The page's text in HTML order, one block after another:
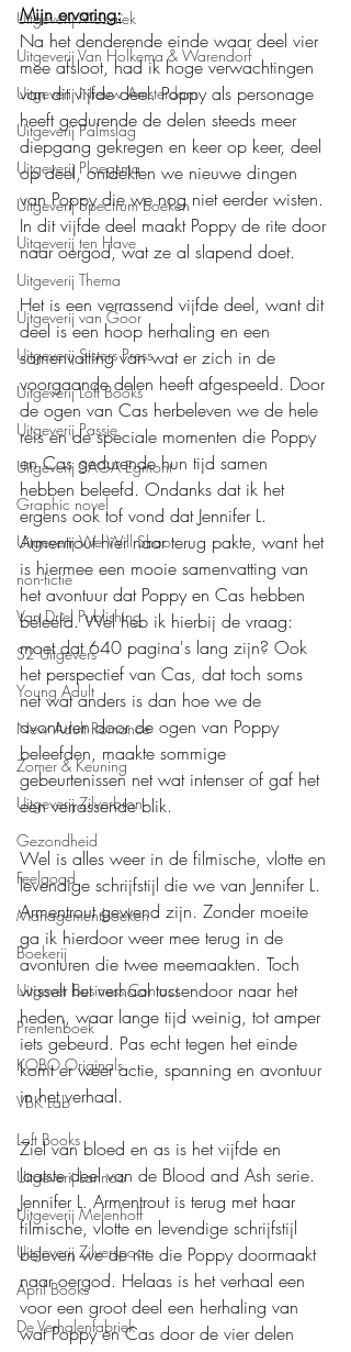
Uitgeverij Mozaïek
Uitgeverij Van Holkema & Warendorf
Uitgeverij Nieuw Amsterdam
Uitgeverij Palmslag
Uitgeverij Ploegsma
Uitgeverij Spectrum boeken
Uitgeverij ten Have
Uitgeverij Thema
Uitgeverij van Goor
Uitgeverij Sisters Press
Uitgeverij Loft Books
Uitgeverij Passie
Uitgeverij SAGA Egmont
Graphic novel
Uitgeverij We Will Shoot
non-fictie
Van Driel Publishing
S2 Uitgevers
Young Adult
New Adult Romance
Zomer & Keuning
Uitgeverij Zilverbron
Gezondheid
Feelgood
Managementboeken
Boekerij
Uitgever Business Contact
Prentenboek
KOBO Originals
VBK Lab
Loft Books
Uitgeverij Lannoo
Uitgeverij Melenhoff
Uitgeverij Zilverspoor
April Books
De Verhalenfabriek
Mijn ervaring:
Na het denderende einde waar deel vier
mee afsloot, had ik hoge verwachtingen
van dit vijfde deel. Poppy als personage
heeft gedurende de delen steeds meer
diepgang gekregen en keer op keer, deel
op deel, ontdekten we nieuwe dingen
van Poppy die we nog niet eerder wisten.
In dit vijfde deel maakt Poppy de rite door
naar oergod, wat ze al slapend doet.
Het is een verrassend vijfde deel, want dit
deel is een hoop herhaling en een
samenvatting van wat er zich in de
voorgaande delen heeft afgespeeld. Door
de ogen van Cas herbeleven we de hele
reis en de speciale momenten die Poppy
en Cas gedurende hun tijd samen
hebben beleefd. Ondanks dat ik het
ergens ook tof vond dat Jennifer L.
Armentrout hier naar terug pakte, want het
is hiermee een mooie samenvatting van
het avontuur dat Poppy en Cas hebben
beleefd. Wel heb ik hierbij de vraag:
moet dat 640 pagina's lang zijn? Ook
het perspectief van Cas, dat toch soms
net wat anders is dan hoe we de
avonturen door de ogen van Poppy
beleefden, maakte sommige
gebeurtenissen net wat intenser of gaf het
een verrassende blik.
Wel is alles weer in de filmische, vlotte en
levendige schrijfstijl die we van Jennifer L.
Armentrout gewend zijn. Zonder moeite
ga ik hierdoor weer mee terug in de
avonturen die twee meemaakten. Toch
wisselt het verhaal tussendoor naar het
heden, waar lange tijd weinig, tot amper
iets gebeurd. Pas echt tegen het einde
komt er weer actie, spanning en avontuur
in het verhaal.
Ziel van bloed en as is het vijfde en
laatste deel van de Blood and Ash serie.
Jennifer L. Armentrout is terug met haar
filmische, vlotte en levendige schrijfstijl
beleven we de rite die Poppy doormaakt
naar oergod. Helaas is het verhaal een
voor een groot deel een herhaling van
wat Poppy en Cas door de vier delen